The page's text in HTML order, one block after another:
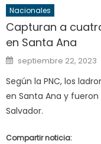
Nacionales
Capturan a
en Santa Ana
Posted
on
septiembre 22, 2023
Según la PNC, los
en Santa Ana y
Salvador.
Compartir noticia: